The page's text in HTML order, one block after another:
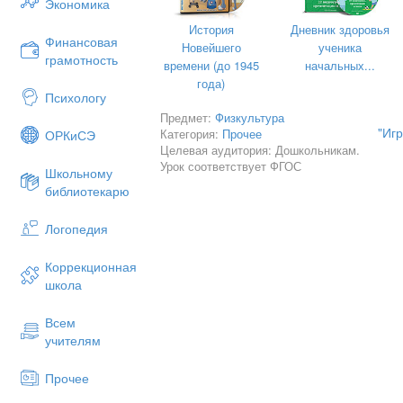
Экономика
Финансовая
грамотность
Психологу
ОРКиСЭ
Школьному
библиотекарю
Логопедия
Коррекционная
школа
Всем
учителям
Прочее
К- Почему остались крошки?
М- Тебе оставили немножко.
попали в страну «Здоровейки»,
Идем по тропинке (какая она-
дождь и нужно передвигаться
Маленькие!).
История
Новейшего
времени (до 1945
года)
Дневник здоровья
ученика
начальных...
Предмет:Физкультура
Категория: Прочее
Целевая аудитория: Дошкольникам.
Урок соответствует ФГОС